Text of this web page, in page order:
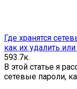
Где хранятся
как их удалить
593.7к.
В этой статье я
сетевые пароли,